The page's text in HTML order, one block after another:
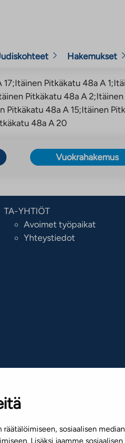
sosiaalisen median
Lisäksi jaamme
Hakemukset
Pitkäkatu 48a A
Pitkäkatu 48a A
48a A 15;Itäinen
48a A 20
Vuokrahakemus
TA-YHTIÖT
Avoimet työpaikat
Yhteystiedot